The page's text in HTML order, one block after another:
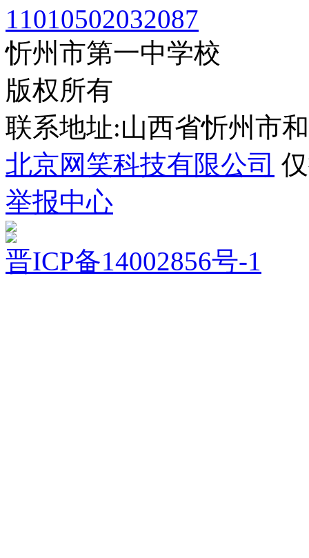
11010502032087
忻州市第一中学校
版权所有
联系地址:山西省忻州市
北京网笑科技有限公司
举报中心
晋ICP备14002856号-1